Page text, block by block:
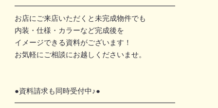
━━━━━━━━━━━━━━━━━━━━━━
お店にご来店いただくと未完成物件でも
内装・仕様・カラーなど完成後を
イメージできる資料がございます！
お気軽にご相談にお越しくださいませ。
●資料請求も同時受付中♪●
━━━━━━━━━━━━━━━━━━━━━━